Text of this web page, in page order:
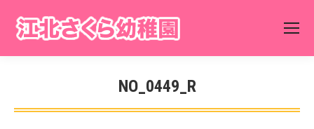
NO_0449_R
You are here: